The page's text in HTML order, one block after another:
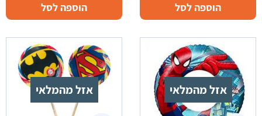
הוספה לסל הוספה לסל
אזל מהמלאי אזל מהמלאי